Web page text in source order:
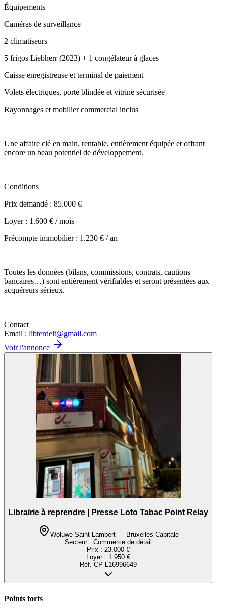
Équipements
Caméras de surveillance
2 climatiseurs
5 frigos Liebherr (2023) + 1 congélateur à glaces
Caisse enregistreuse et terminal de paiement
Volets électriques, porte blindée et vitrine sécurisée
Rayonnages et mobilier commercial inclus
Une affaire clé en main, rentable, entièrement équipée et offrant
encore un beau potentiel de développement.
Conditions
Prix demandé : 85.000 €
Loyer : 1.600 € / mois
Précompte immobilier : 1.230 € / an
Toutes les données (bilans, commissions, contrats, cautions
bancaires…) sont entièrement vérifiables et seront présentées aux
acquéreurs sérieux.
Contact
Email : libterdelt@gmail.com
Voir l'annonce
Librairie à reprendre | Presse Loto Tabac Point Relay
Woluwe-Saint-Lambert — Bruxelles-Capitale
Secteur : Commerce de détail
Prix : 23.000 €
Loyer : 1.950 €
Réf. CP-L16996649
Points forts